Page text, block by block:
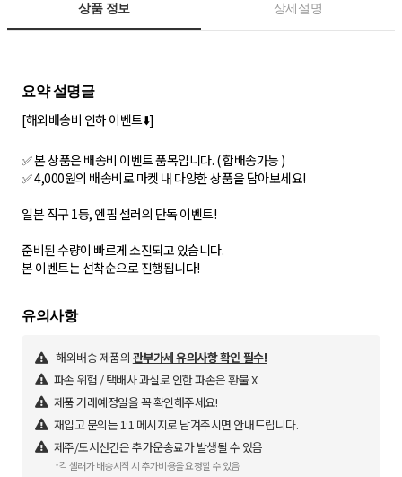
상품 정보 상세설명
요약 설명글
[해외배송비 인하 이벤트⬇️]
✅ 본 상품은 배송비 이벤트 품목입니다. ( 합배송가능 )
✅ 4,000원의 배송비로 마켓 내 다양한 상품을 담아보세요!
일본 직구 1등, 엔핍 셀러의 단독 이벤트!
준비된 수량이 빠르게 소진되고 있습니다.
본 이벤트는 선착순으로 진행됩니다!
유의사항
해외배송 제품의 관부가세 유의사항 확인 필수!
파손 위험 / 택배사 과실로 인한 파손은 환불 X
제품 거래예정일을 꼭 확인해주세요!
재입고 문의는 1:1 메시지로 남겨주시면 안내드립니다.
제주/도서산간은 추가운송료가 발생될 수 있음
*각 셀러가 배송시작 시 추가비용을 요청할 수 있음